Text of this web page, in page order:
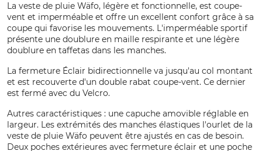
La veste de pluie Wäfo, légère et fonctionnelle, est coupe-
vent et imperméable et offre un excellent confort grâce à sa
coupe qui favorise les mouvements. L'imperméable sportif
présente une doublure en maille respirante et une légère
doublure en taffetas dans les manches.
La fermeture Éclair bidirectionnelle va jusqu'au col montant
et est recouverte d'un double rabat coupe-vent. Ce dernier
est fermé avec du Velcro.
Autres caractéristiques : une capuche amovible réglable en
largeur. Les extrémités des manches élastiques l'ourlet de la
veste de pluie Wäfo peuvent être ajustés en cas de besoin.
Deux poches extérieures avec fermeture éclair et une poche